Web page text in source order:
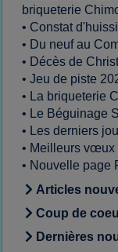
briqueterie
• Constat
• Du neuf au
• Décès de
• Jeu de piste
• La briqueterie
• Le Béguinage
• Les derniers
• Meilleurs vœux
• Nouvelle page
Articles
Coup de
Dernières